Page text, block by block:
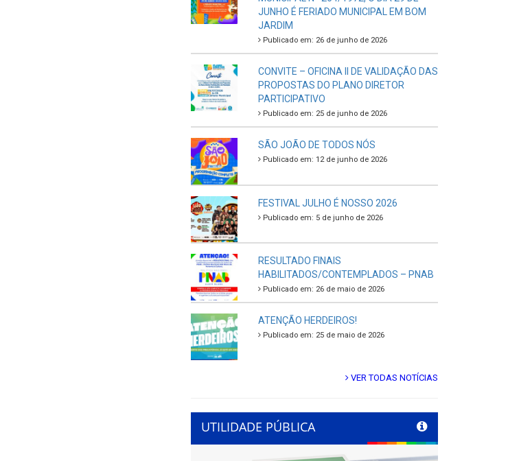
JUNHO É FERIADO MUNICIPAL EM BOM
JARDIM
Publicado em: 26 de junho de 2026
CONVITE – OFICINA II DE VALIDAÇÃO DAS
PROPOSTAS DO PLANO DIRETOR
PARTICIPATIVO
Publicado em: 25 de junho de 2026
SÃO JOÃO DE TODOS NÓS
Publicado em: 12 de junho de 2026
FESTIVAL JULHO É NOSSO 2026
Publicado em: 5 de junho de 2026
RESULTADO FINAIS
HABILITADOS/CONTEMPLADOS – PNAB
Publicado em: 26 de maio de 2026
ATENÇÃO HERDEIROS!
Publicado em: 25 de maio de 2026
VER TODAS NOTÍCIAS
UTILIDADE PÚBLICA